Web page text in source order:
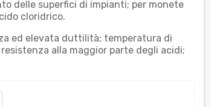
delle superfici di impianti; per monete
cloridrico.
ed elevata duttilità; temperatura di
alla maggior parte degli acidi;